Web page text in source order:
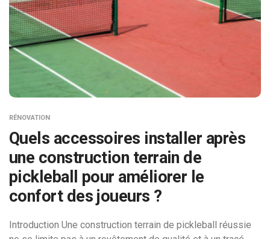
RÉNOVATION
Quels accessoires installer après
une construction terrain de
pickleball pour améliorer le
confort des joueurs ?
Introduction Une construction terrain de pickleball réussie